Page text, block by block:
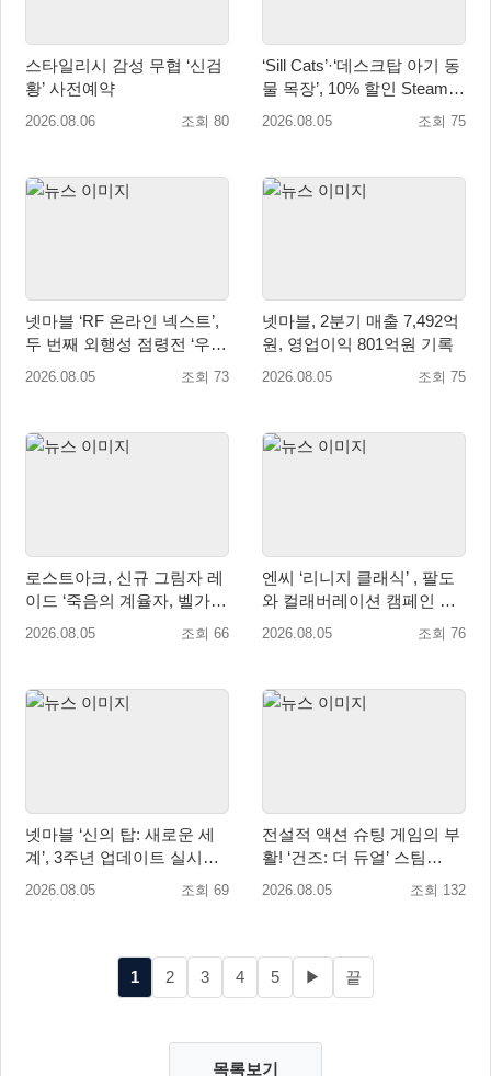
스타일리시 감성 무협 ‘신검
황’ 사전예약
2026.08.06 조회 80
‘Sill Cats’·‘데스크탑 아기 동
물 목장’, 10% 할인 Steam
번들 판매
2026.08.05 조회 75
넷마블 ‘RF 온라인 넥스트’,
두 번째 외행성 점령전 ‘우샤
스 워존’ 등 업데이트 실시
2026.08.05 조회 73
넷마블, 2분기 매출 7,492억
원, 영업이익 801억원 기록
2026.08.05 조회 75
로스트아크, 신규 그림자 레
이드 ‘죽음의 계율자, 벨가르
딘’ 업데이트
2026.08.05 조회 66
엔씨 ‘리니지 클래식’ , 팔도
와 컬래버레이션 캠페인 진
행
2026.08.05 조회 76
넷마블 ‘신의 탑: 새로운 세
계’, 3주년 업데이트 실시…
신규 가주 ‘연 이랑’ 등장
2026.08.05 조회 69
전설적 액션 슈팅 게임의 부
활! ‘건즈: 더 듀얼’ 스팀
(Steam) 8월 14일 정식 오픈
2026.08.05 조회 132
1 2 3 4 5 ▶ 끝
목록보기